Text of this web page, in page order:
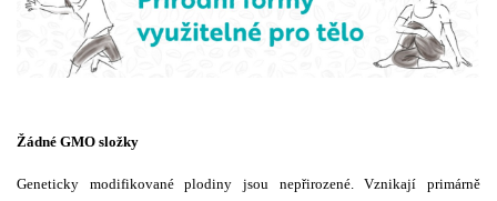
Žádné GMO složky
Geneticky modifikované plodiny jsou nepřirozené. Vznikají primárně